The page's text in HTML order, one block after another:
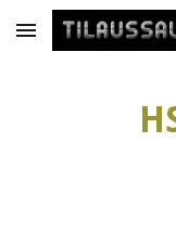
Skip to main content